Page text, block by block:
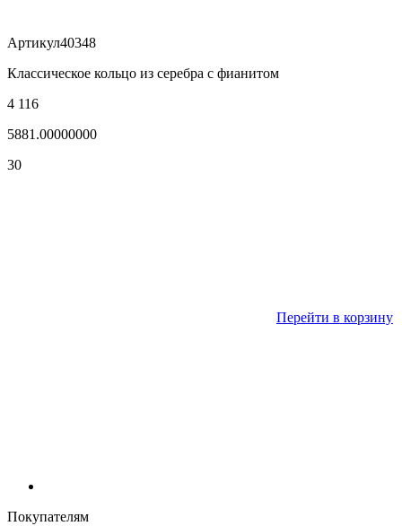
Артикул40348
Классическое кольцо из серебра с фианитом
4 116
5881.00000000
30
Перейти в корзину
Покупателям